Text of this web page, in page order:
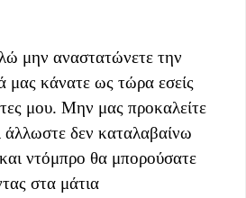
μην αναστατώνετε την
μας κάνατε ως τώρα εσείς
μου. Μην μας προκαλείτε
δεν καταλαβαίνω
και ντόμπρο θα μπορούσατε
στα μάτια